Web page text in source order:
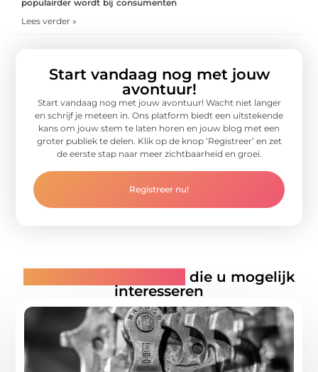
populairder wordt bij consumenten
Lees verder »
Start vandaag nog met jouw
avontuur!
Start vandaag nog met jouw avontuur! Wacht niet langer
en schrijf je meteen in. Ons platform biedt een uitstekende
kans om jouw stem te laten horen en jouw blog met een
groter publiek te delen. Klik op de knop ‘Registreer’ en zet
de eerste stap naar meer zichtbaarheid en groei.
Registreer nu!
die u mogelijk
interesseren